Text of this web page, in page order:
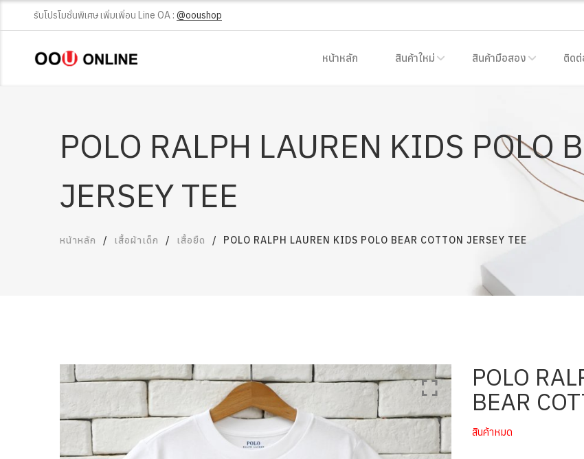
รับโปรโมชั่นพิเศษ เพิ่มเพิ่อน Line OA : @ooushop
หน้าหลัก สินค้าใหม่ สินค้ามือสอง ติดต่
POLO RALPH LAUREN KIDS POLO
JERSEY TEE
หน้าหลัก เสื้อผ้าเด็ก เสื้อยืด POLO RALPH LAUREN KIDS POLO BEAR COTTON JERSEY TEE
POLO
BEAR
สินค้าหมด